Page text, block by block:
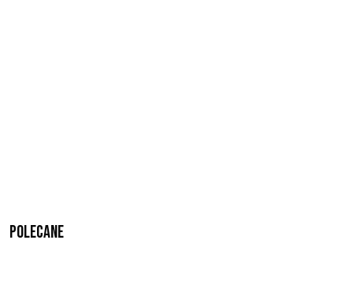
Polecane